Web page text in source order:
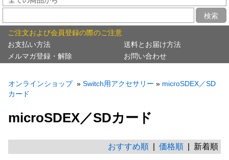
検索
ご注文および会員登録の際のご注意
お支払い方法
送料とお届け方法
メルマガ登録・解除
お問い合わせ
オンラインショップ» Switch用アクセサリー » microSDEX／SD
カード
microSDEX／SDカード
おすすめ順 価格順 | 新着順